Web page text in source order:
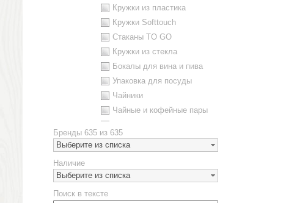
Кружки из пластика
Кружки Softtouch
Стаканы TO GO
Кружки из стекла
Бокалы для вина и пива
Упаковка для посуды
Чайники
Чайные и кофейные пары
Наборы посуды
Предметы сервировки
Стаканы
Эко кружки
ЕВРОПОСУДА
Бренды 635 из 635
Выберите из списка
Наличие
Выберите из списка
Поиск в тексте